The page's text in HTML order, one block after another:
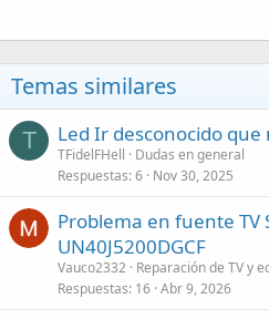
Temas similares
T Led Ir desconocido
TFidelFHell
Dudas en general
Respuestas 6 Nov 30, 2025
Problema en fuente TV
UN40J5200DGCF
Vauco2332 Reparación de TV y
Respuestas 16 Abr 9, 2026